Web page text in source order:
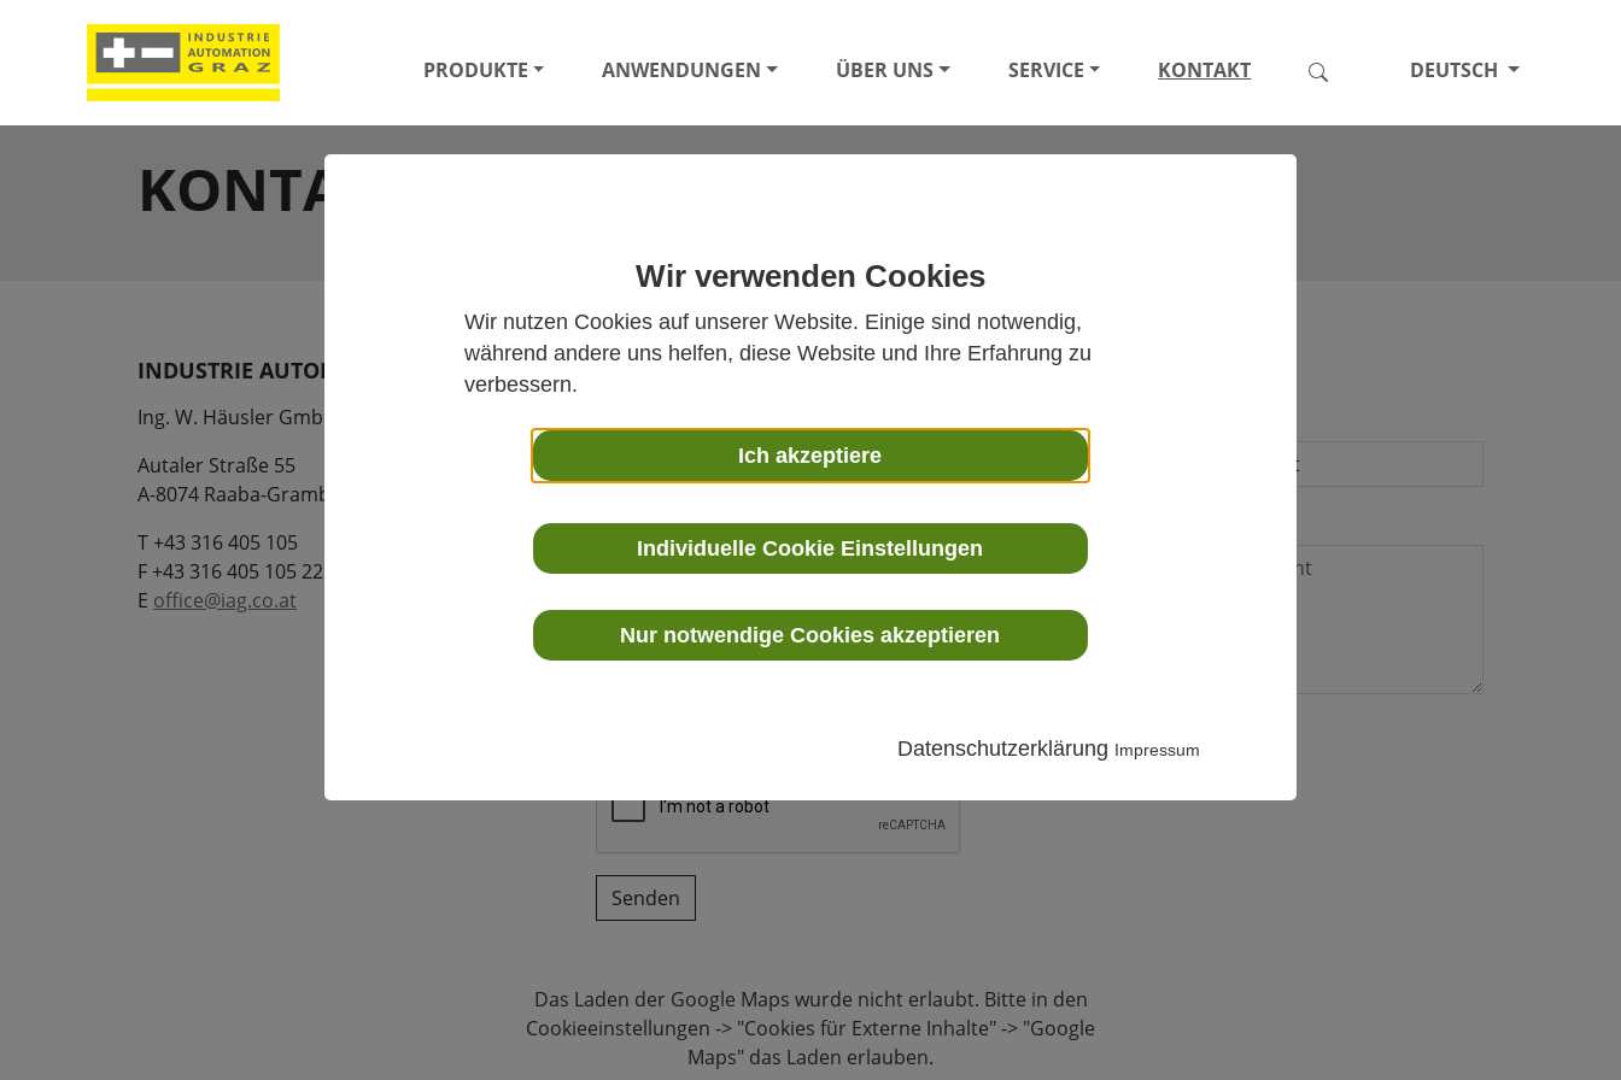
Wir verwenden Cookies
Wir nutzen Cookies auf unserer Website. Einige sind notwendig,
während andere uns helfen, diese Website und Ihre Erfahrung zu
verbessern.
Ich akzeptiere
Individuelle Cookie Einstellungen
Nur notwendige Cookies akzeptieren
Datenschutzerklärung Impressum
PRODUKTE ANWENDUNGEN ÜBER UNS SERVICE KONTAKT DEUTSCH
KONTAKTINFORMATIONEN
INDUSTRIE AUTOMATION GRAZ
Ing. W. Häusler GmbH
Autaler Straße 55
A-8074 Raaba-Grambach
T +43 316 405 105
F +43 316 405 105 22
E office@iag.co.at
ANFRAGE
Name*
Email*
Strasse
Plz / Ort
Senden
Das Laden der Google Maps wurde nicht erlaubt. Bitte in den
Cookieeinstellungen -> "Cookies für Externe Inhalte" -> "Google
Maps" das Laden erlauben.